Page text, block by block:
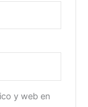
y web en